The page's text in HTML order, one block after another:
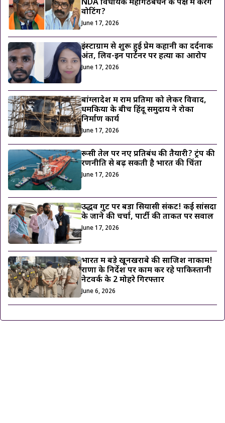
NDA विधायक महागठबंधन के पक्ष में करेंगे
वोटिंग?
June 17, 2026
इंस्टाग्राम से शुरू हुई प्रेम कहानी का दर्दनाक
अंत, लिव-इन पार्टनर पर हत्या का आरोप
June 17, 2026
बांग्लादेश में राम प्रतिमा को लेकर विवाद,
धमकियों के बीच हिंदू समुदाय ने रोका
निर्माण कार्य
June 17, 2026
रूसी तेल पर नए प्रतिबंध की तैयारी? ट्रंप की
रणनीति से बढ़ सकती है भारत की चिंता
June 17, 2026
उद्धव गुट पर बड़ा सियासी संकट! कई सांसदों
के जाने की चर्चा, पार्टी की ताकत पर सवाल
June 17, 2026
भारत में बड़े खूनखराबे की साजिश नाकाम!
राणा के निर्देश पर काम कर रहे पाकिस्तानी
नेटवर्क के 2 मोहरे गिरफ्तार
June 6, 2026